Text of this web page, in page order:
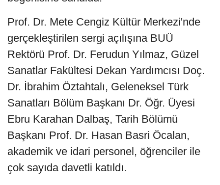
Prof. Dr. Mete Cengiz Kültür Merkezi'nde
gerçekleştirilen sergi açılışına BUÜ
Rektörü Prof. Dr. Ferudun Yılmaz, Güzel
Sanatlar Fakültesi Dekan Yardımcısı Doç.
Dr. İbrahim Öztahtalı, Geleneksel Türk
Sanatları Bölüm Başkanı Dr. Öğr. Üyesi
Ebru Karahan Dalbaş, Tarih Bölümü
Başkanı Prof. Dr. Hasan Basri Öcalan,
akademik ve idari personel, öğrenciler ile
çok sayıda davetli katıldı.